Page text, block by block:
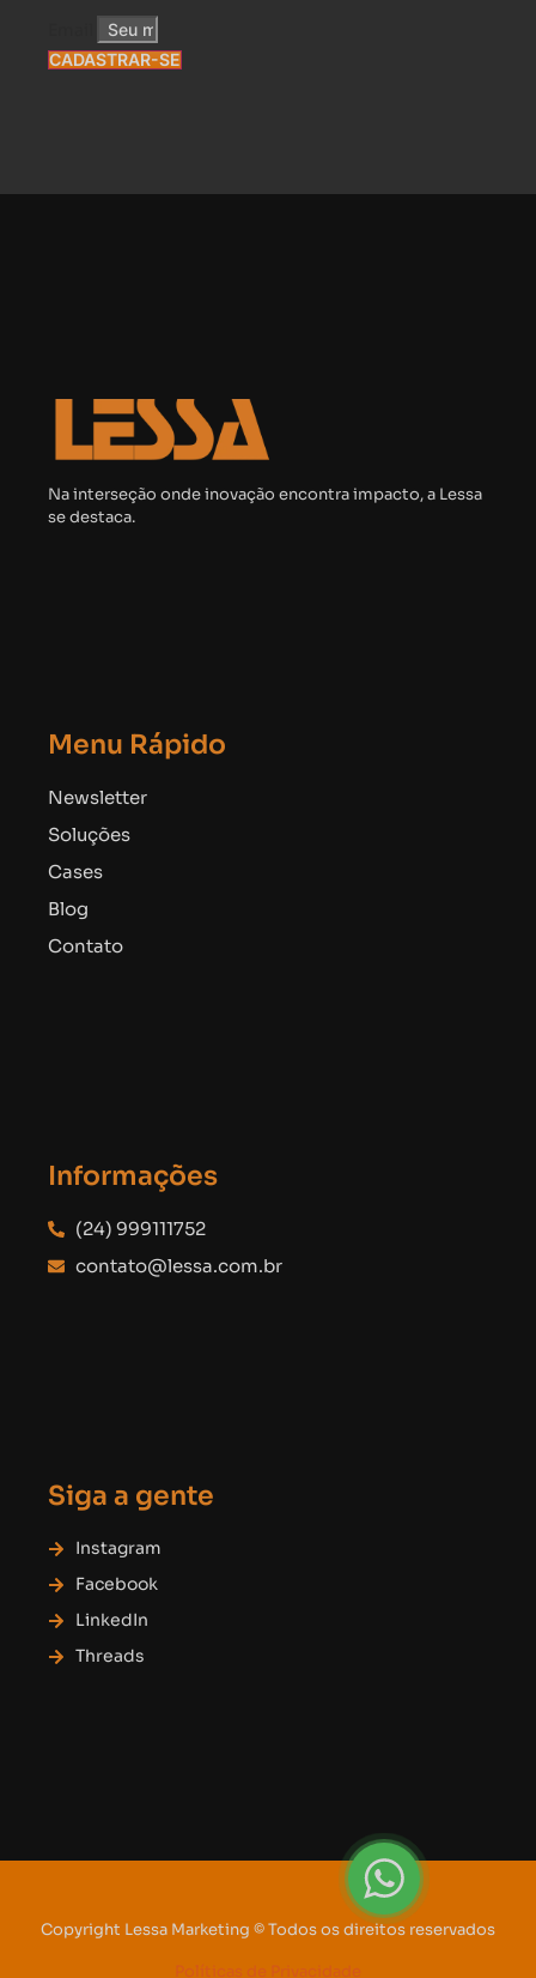
CADASTRAR-SE
Na interseção onde inovação encontra impacto, a Lessa
se destaca.
Menu Rápido
Newsletter
Soluções
Cases
Blog
Contato
Informações
(24) 999111752
contato@lessa.com.br
Siga a gente
Instagram
Facebook
LinkedIn
Threads
Copyright Lessa Marketing © Todos os direitos reservados
Políticas de Privacidade